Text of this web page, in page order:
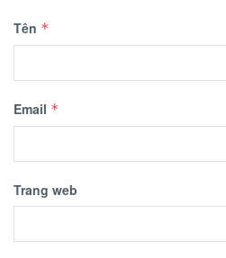
Tên *
Email *
Trang web